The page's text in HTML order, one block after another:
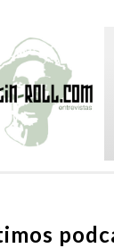
ENLACE